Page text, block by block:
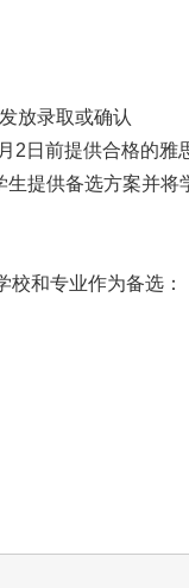
放录取或确认
2日前提供合格的雅
提供备选方案并
和专业作为备选：